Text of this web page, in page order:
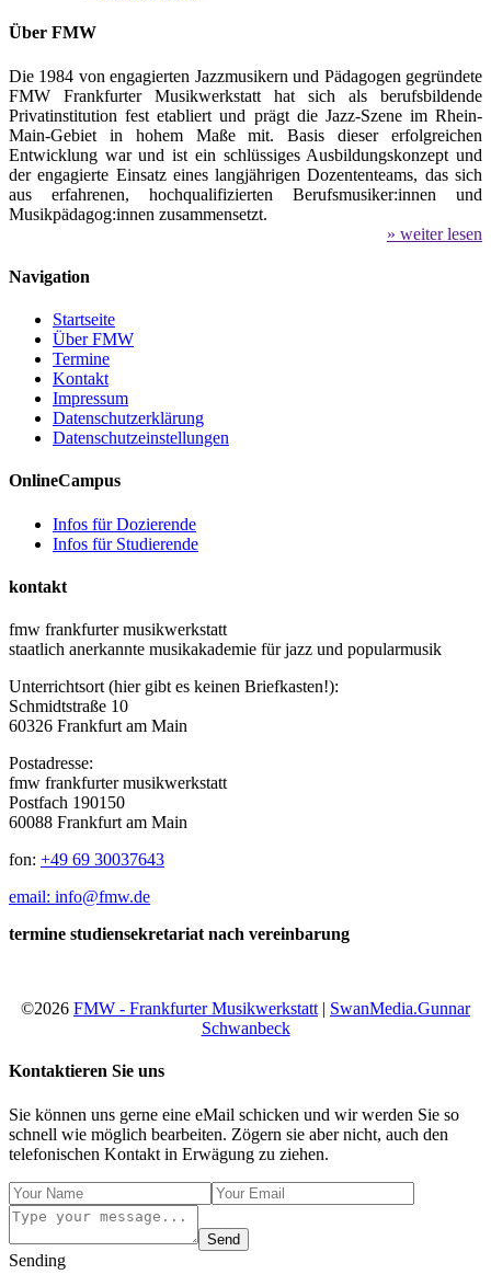
Über FMW
Die 1984 von engagierten Jazzmusikern und Pädagogen gegründete
FMW Frankfurter Musikwerkstatt hat sich als berufsbildende
Privatinstitution fest etabliert und prägt die Jazz-Szene im Rhein-
Main-Gebiet in hohem Maße mit. Basis dieser erfolgreichen
Entwicklung war und ist ein schlüssiges Ausbildungskonzept und
der engagierte Einsatz eines langjährigen Dozententeams, das sich
aus erfahrenen, hochqualifizierten Berufsmusiker:innen und
Musikpädagog:innen zusammensetzt.
» weiter lesen
Navigation
Startseite
Über FMW
Termine
Kontakt
Impressum
Datenschutzerklärung
Datenschutzeinstellungen
OnlineCampus
Infos für Dozierende
Infos für Studierende
kontakt
fmw frankfurter musikwerkstatt
staatlich anerkannte musikakademie für jazz und popularmusik
Unterrichtsort (hier gibt es keinen Briefkasten!):
Schmidtstraße 10
60326 Frankfurt am Main
Postadresse:
fmw frankfurter musikwerkstatt
Postfach 190150
60088 Frankfurt am Main
fon: +49 69 30037643
email: info@fmw.de
termine studiensekretariat nach vereinbarung
©2026 FMW - Frankfurter Musikwerkstatt | SwanMedia.Gunnar
Schwanbeck
Kontaktieren Sie uns
Sie können uns gerne eine eMail schicken und wir werden Sie so
schnell wie möglich bearbeiten. Zögern sie aber nicht, auch den
telefonischen Kontakt in Erwägung zu ziehen.
Send
Sending